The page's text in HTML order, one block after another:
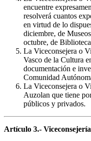
encuentre
resolverá cuantos
en virtud de lo
diciembre, de
octubre, de
La Viceconsejera o
Vasco de la Cultura
documentación e
Comunidad
La Viceconsejera o
Auzolan que tiene
públicos y privados.
Artículo 3.-